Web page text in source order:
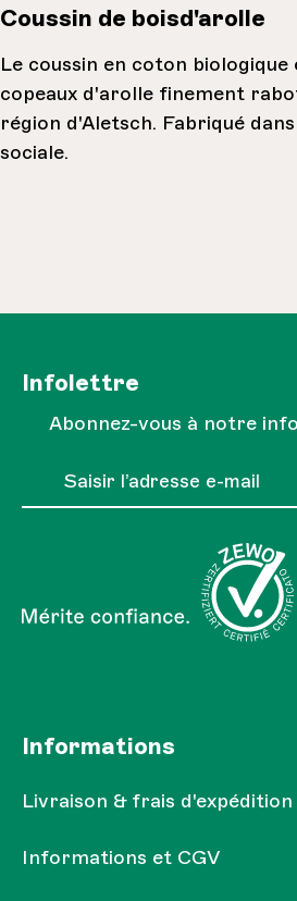
Coussin de boisd'arolle
Le coussin en coton
copeaux d'arolle finement
région d'Aletsch. Fabriqué
sociale.
Infolettre
Abonnez-vous à notre
Adresse e-mail*
Les champs marqués d'un astérisque (*)
Informations
Livraison & frais d'expédition
Informations et CGV